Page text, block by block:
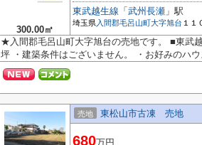
300.00㎡
東武越生線 「 武州長瀬 」駅
埼玉県入間郡毛呂山町大字旭台 １１
★入間郡毛呂山町大字旭台の売地です。 ■東武
坪 ・建築条件はございません。 ・お好みのハ
売地 東松山市古凍 売地
680万円